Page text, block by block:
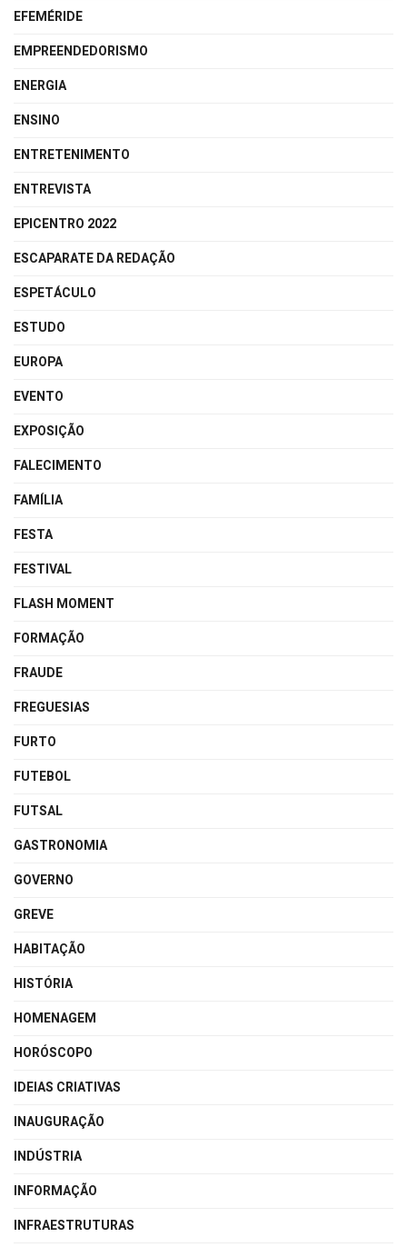
EFEMÉRIDE
EMPREENDEDORISMO
ENERGIA
ENSINO
ENTRETENIMENTO
ENTREVISTA
EPICENTRO 2022
ESCAPARATE DA REDAÇÃO
ESPETÁCULO
ESTUDO
EUROPA
EVENTO
EXPOSIÇÃO
FALECIMENTO
FAMÍLIA
FESTA
FESTIVAL
FLASH MOMENT
FORMAÇÃO
FRAUDE
FREGUESIAS
FURTO
FUTEBOL
FUTSAL
GASTRONOMIA
GOVERNO
GREVE
HABITAÇÃO
HISTÓRIA
HOMENAGEM
HORÓSCOPO
IDEIAS CRIATIVAS
INAUGURAÇÃO
INDÚSTRIA
INFORMAÇÃO
INFRAESTRUTURAS